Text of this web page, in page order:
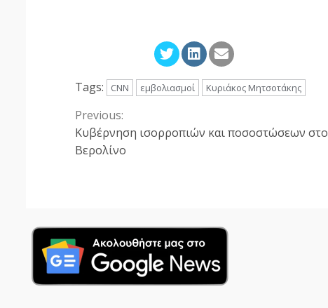
Tags: CNN εμβολιασμοί Κυριάκος Μητσοτάκης
Continue
Reading
Previous:
Κυβέρνηση ισορροπιών και ποσοστώσεων στο
Βερολίνο